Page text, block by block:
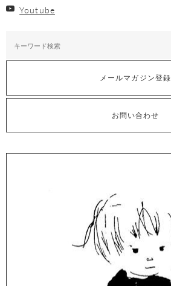
Youtube
メールマガジン登録
お問い合わせ